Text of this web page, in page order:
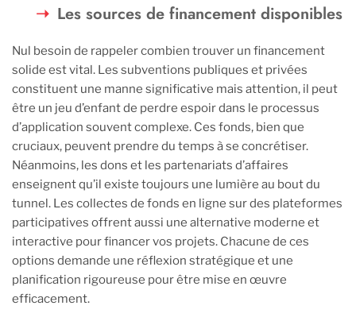
Les sources de financement disponibles
Nul besoin de rappeler combien trouver un financement
solide est vital. Les subventions publiques et privées
constituent une manne significative mais attention, il peut
être un jeu d’enfant de perdre espoir dans le processus
d’application souvent complexe. Ces fonds, bien que
cruciaux, peuvent prendre du temps à se concrétiser.
Néanmoins, les dons et les partenariats d’affaires
enseignent qu’il existe toujours une lumière au bout du
tunnel. Les collectes de fonds en ligne sur des plateformes
participatives offrent aussi une alternative moderne et
interactive pour financer vos projets. Chacune de ces
options demande une réflexion stratégique et une
planification rigoureuse pour être mise en œuvre
efficacement.